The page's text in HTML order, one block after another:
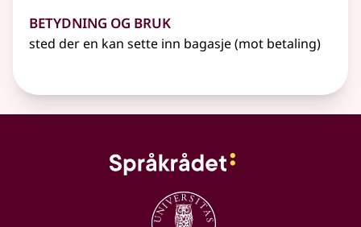
Betydning og bruk
sted der en kan sette inn bagasje (mot betaling)